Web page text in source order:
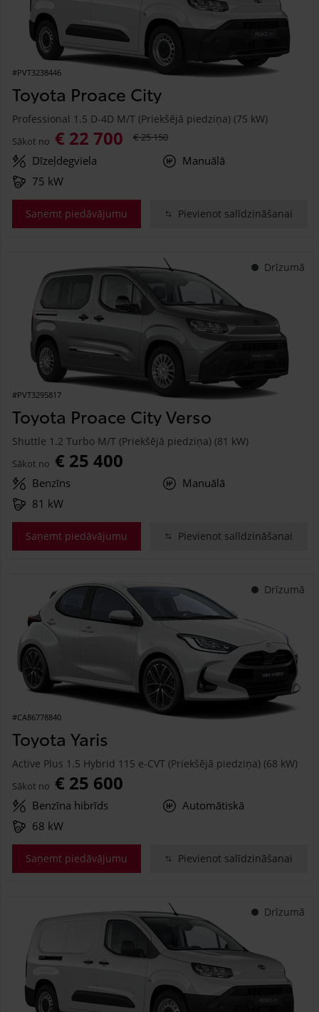
#PVT3238446
Toyota Proace City
Professional 1.5 D-4D M/T (Priekšējā piedziņa) (75 kW)
Sākot no € 22 700 € 25 150
Dīzeļdegviela
Manuālā
75 kW
Saņemt piedāvājumu Pievienot salīdzināšanai
Drīzumā
#PVT3295817
Toyota Proace City Verso
Shuttle 1.2 Turbo M/T (Priekšējā piedziņa) (81 kW)
Sākot no € 25 400
Benzīns
Manuālā
81 kW
Saņemt piedāvājumu Pievienot salīdzināšanai
Drīzumā
#CA86778840
Toyota Yaris
Active Plus 1.5 Hybrid 115 e-CVT (Priekšējā piedziņa) (68 kW)
Sākot no € 25 600
Benzīna hibrīds
Automātiskā
68 kW
Saņemt piedāvājumu Pievienot salīdzināšanai
Drīzumā